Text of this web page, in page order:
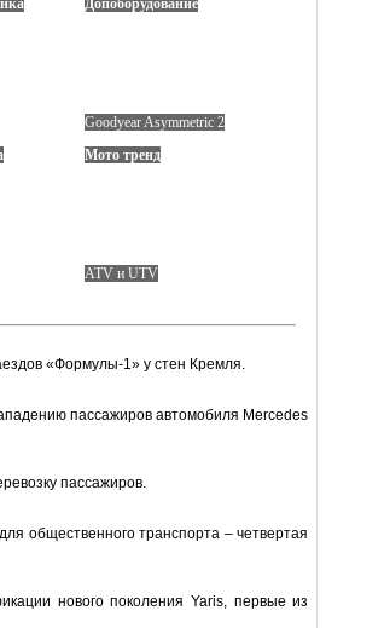
Допоборудование
Goodyear Asymmetric 2
Мото тренд
ATV и UTV
«Формулы-1» у стен Кремля.
пассажиров автомобиля Mercedes
пассажиров.
общественного транспорта – четвертая
нового поколения Yaris, первые из